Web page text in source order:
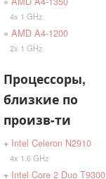
4x 1 GHz
» AMD A4-1200
2x 1 GHz
Процессоры,
близкие по
произв-ти
+ Intel Celeron N2910
4x 1.6 GHz
+ Intel Core 2 Duo T9300